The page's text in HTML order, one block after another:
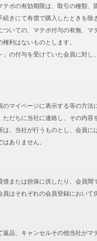
ポの有効期限は、取引の種類、
きにて有償で購入したときを
いての、マテポ付与の有無、
利はないものとします。
の付与を受けていた会員に対
マイページに表示する等の方法
だちに当社に連絡し、その内容
、当社が行うものとし、会員
ありません。
または担保に供したり、会員間
はそれぞれの会員登録において
品、キャンセルその他当社が